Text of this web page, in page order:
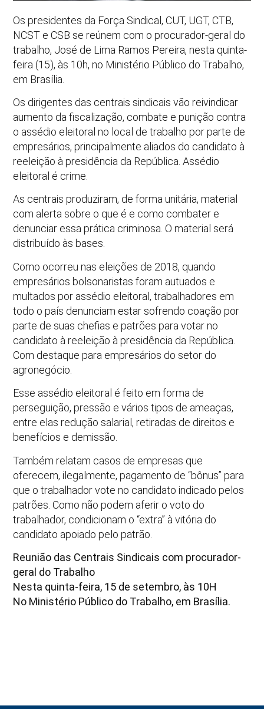
Os presidentes da Força Sindical, CUT, UGT, CTB,
NCST e CSB se reúnem com o procurador-geral do
trabalho, José de Lima Ramos Pereira, nesta quinta-
feira (15), às 10h, no Ministério Público do Trabalho,
em Brasília.
Os dirigentes das centrais sindicais vão reivindicar
aumento da fiscalização, combate e punição contra
o assédio eleitoral no local de trabalho por parte de
empresários, principalmente aliados do candidato à
reeleição à presidência da República. Assédio
eleitoral é crime.
As centrais produziram, de forma unitária, material
com alerta sobre o que é e como combater e
denunciar essa prática criminosa. O material será
distribuído às bases.
Como ocorreu nas eleições de 2018, quando
empresários bolsonaristas foram autuados e
multados por assédio eleitoral, trabalhadores em
todo o país denunciam estar sofrendo coação por
parte de suas chefias e patrões para votar no
candidato à reeleição à presidência da República.
Com destaque para empresários do setor do
agronegócio.
Esse assédio eleitoral é feito em forma de
perseguição, pressão e vários tipos de ameaças,
entre elas redução salarial, retiradas de direitos e
benefícios e demissão.
Também relatam casos de empresas que
oferecem, ilegalmente, pagamento de “bônus” para
que o trabalhador vote no candidato indicado pelos
patrões. Como não podem aferir o voto do
trabalhador, condicionam o “extra” à vitória do
candidato apoiado pelo patrão.
Reunião das Centrais Sindicais com procurador-
geral do Trabalho
Nesta quinta-feira, 15 de setembro, às 10H
No Ministério Público do Trabalho, em Brasília.